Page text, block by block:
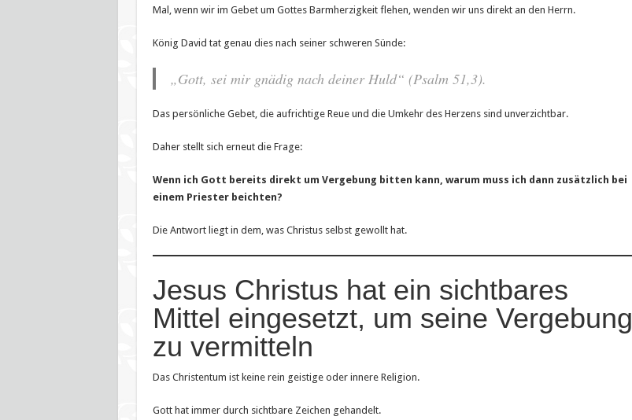
Mal, wenn wir im Gebet um Gottes Barmherzigkeit flehen, wenden wir uns direkt an den Herrn.
König David tat genau dies nach seiner schweren Sünde:
„Gott, sei mir gnädig nach deiner Huld“ (Psalm 51,3).
Das persönliche Gebet, die aufrichtige Reue und die Umkehr des Herzens sind unverzichtbar.
Daher stellt sich erneut die Frage:
Wenn ich Gott bereits direkt um Vergebung bitten kann, warum muss ich dann zusätzlich bei
einem Priester beichten?
Die Antwort liegt in dem, was Christus selbst gewollt hat.
Jesus Christus hat ein sichtbares
Mittel eingesetzt, um seine Vergebung
zu vermitteln
Das Christentum ist keine rein geistige oder innere Religion.
Gott hat immer durch sichtbare Zeichen gehandelt.